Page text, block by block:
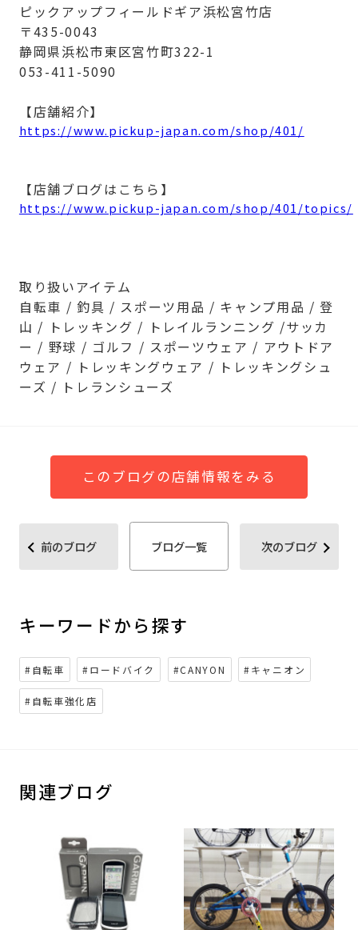
ピックアップフィールドギア浜松宮竹店
〒435-0043
静岡県浜松市東区宮竹町322-1
053-411-5090
【店舗紹介】
https://www.pickup-japan.com/shop/401/
【店舗ブログはこちら】
https://www.pickup-japan.com/shop/401/topics/
取り扱いアイテム
自転車 / 釣具 / スポーツ用品 / キャンプ用品 / 登
山 / トレッキング / トレイルランニング /サッカ
ー / 野球 / ゴルフ / スポーツウェア / アウトドア
ウェア / トレッキングウェア / トレッキングシュ
ーズ / トレランシューズ
このブログの店舗情報をみる
前のブログ ブログ一覧 次のブログ
キーワードから探す
#自転車 #ロードバイク #CANYON #キャニオン
#自転車強化店
関連ブログ